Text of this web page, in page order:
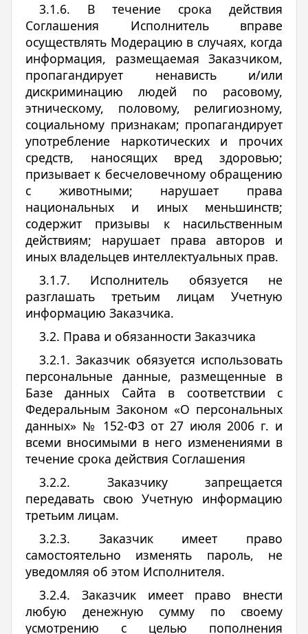
3.1.6. В течение срока действия
Соглашения Исполнитель вправе
осуществлять Модерацию в случаях, когда
информация, размещаемая Заказчиком,
пропагандирует ненависть и/или
дискриминацию людей по расовому,
этническому, половому, религиозному,
социальному признакам; пропагандирует
употребление наркотических и прочих
средств, наносящих вред здоровью;
призывает к бесчеловечному обращению
с животными; нарушает права
национальных и иных меньшинств;
содержит призывы к насильственным
действиям; нарушает права авторов и
иных владельцев интеллектуальных прав.
3.1.7. Исполнитель обязуется не
разглашать третьим лицам Учетную
информацию Заказчика.
3.2. Права и обязанности Заказчика
3.2.1. Заказчик обязуется использовать
персональные данные, размещенные в
Базе данных Сайта в соответствии с
Федеральным Законом «О персональных
данных» № 152-ФЗ от 27 июля 2006 г. и
всеми вносимыми в него изменениями в
течение срока действия Соглашения
3.2.2. Заказчику запрещается
передавать свою Учетную информацию
третьим лицам.
3.2.3. Заказчик имеет право
самостоятельно изменять пароль, не
уведомляя об этом Исполнителя.
3.2.4. Заказчик имеет право внести
любую денежную сумму по своему
усмотрению с целью пополнения